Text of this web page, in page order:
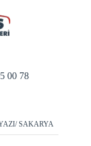
00 78
SAKARYA